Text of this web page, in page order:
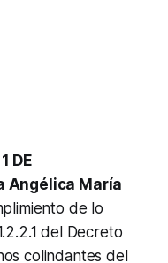
DE
Angélica María
de lo
del Decreto
colindantes del